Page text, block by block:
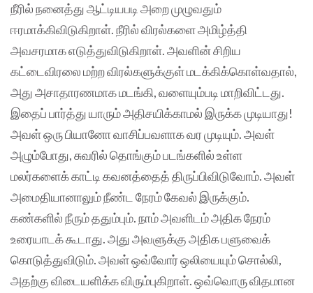
நீரில் நனைத்து ஆட்டியபடி அறை முழுவதும்
ஈரமாக்கிவிடுகிறாள். நீரில் விரல்களை அமிழ்த்தி
அவசரமாக எடுத்துவிடுகிறாள். அவளின் சிறிய
கட்டைவிரலை மற்ற விரல்களுக்குள் மடக்கிக்கொள்வதால்,
அது அசாதாரணமாக மடங்கி, வளையும்படி மாறிவிட்டது.
இதைப் பார்த்து யாரும் அதிசயிக்காமல் இருக்க முடியாது!
அவள் ஒரு பியானோ வாசிப்பவளாக வர முடியும். அவள்
அழும்போது, சுவரில் தொங்கும் படங்களில் உள்ள
மலர்களைக் காட்டி கவனத்தைத் திருப்பிவிடுவோம். அவள்
அமைதியானாலும் நீண்ட நேரம் கேவல் இருக்கும்.
கண்களில் நீரும் ததும்பும். நாம் அவளிடம் அதிக நேரம்
உரையாடக் கூடாது. அது அவளுக்கு அதிக பளுவைக்
கொடுத்துவிடும். அவள் ஒவ்வோர் ஒலியையும் சொல்லி,
அதற்கு விடையளிக்க விரும்புகிறாள். ஒவ்வொரு விதமான